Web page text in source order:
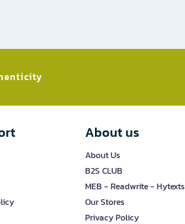
About us
About Us
B2S CLUB
MEB - Readwrite - Hytexts
Our Stores
Privacy Policy